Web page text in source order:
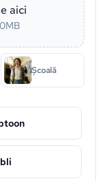
aici
Școală